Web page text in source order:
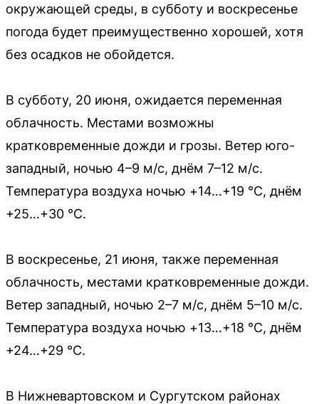
окружающей среды, в субботу и воскресенье
погода будет преимущественно хорошей, хотя
без осадков не обойдется.
В субботу, 20 июня, ожидается переменная
облачность. Местами возможны
кратковременные дожди и грозы. Ветер юго-
западный, ночью 4–9 м/с, днём 7–12 м/с.
Температура воздуха ночью +14…+19 °С, днём
+25…+30 °С.
В воскресенье, 21 июня, также переменная
облачность, местами кратковременные дожди.
Ветер западный, ночью 2–7 м/с, днём 5–10 м/с.
Температура воздуха ночью +13…+18 °С, днём
+24…+29 °С.
В Нижневартовском и Сургутском районах